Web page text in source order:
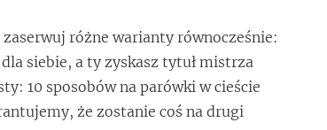
różne warianty równocześnie:
siebie, a ty zyskasz tytuł mistrza
10 sposobów na parówki w cieście
że zostanie coś na drugi